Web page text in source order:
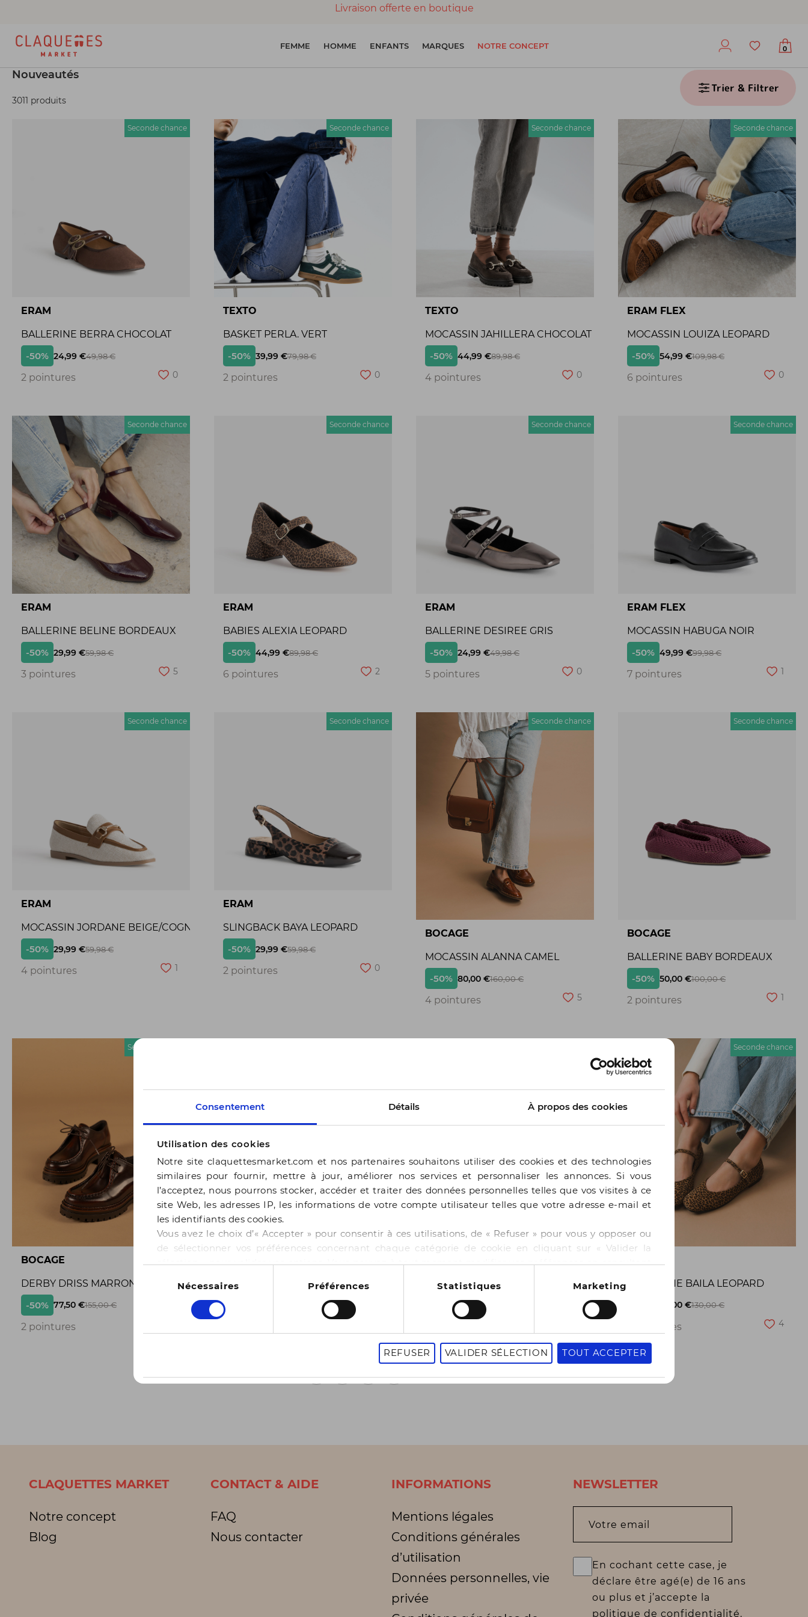
Consentement Détails À propos des cookies
Utilisation des cookies
Notre site claquettesmarket.com et nos partenaires souhaitons utiliser des cookies et des technologies
similaires pour fournir, mettre à jour, améliorer nos services et personnaliser les annonces. Si vous
l’acceptez, nous pourrons stocker, accéder et traiter des données personnelles telles que vos visites à ce
site Web, les adresses IP, les informations de votre compte utilisateur telles que votre adresse e-mail et
les identifiants des cookies.
Vous avez le choix d’« Accepter » pour consentir à ces utilisations, de « Refuser » pour vous y opposer ou
de sélectionner vos préférences concernant chaque catégorie de cookie en cliquant sur « Valider la
sélection » pour valider vos options. Vous pouvez à tout moment modifier vos préférences en consultant
consentement
Nécessaires Préférences Statistiques Marketing
REFUSER VALIDER SÉLECTION TOUT ACCEPTER
Livraison offerte en boutique
FEMME HOMME ENFANTS MARQUES NOTRE CONCEPT 0
Nouveautés
3011 produits
Trier & Filtrer
Seconde chance
ERAM
BALLERINE BERRA CHOCOLAT
-50% 24,99 €49,98 €
2 pointures 0
Seconde chance
TEXTO
BASKET PERLA. VERT
-50% 39,99 €79,98 €
2 pointures 0
Seconde chance
TEXTO
MOCASSIN JAHILLERA CHOCOLAT
-50% 44,99 €89,98 €
4 pointures 0
Seconde chance
ERAM FLEX
MOCASSIN LOUIZA LEOPARD
-50% 54,99 €109,98 €
6 pointures 0
Seconde chance
ERAM
BALLERINE BELINE BORDEAUX
-50% 29,99 €59,98 €
3 pointures 5
Seconde chance
ERAM
BABIES ALEXIA LEOPARD
-50% 44,99 €89,98 €
6 pointures 2
Seconde chance
ERAM
BALLERINE DESIREE GRIS
-50% 24,99 €49,98 €
5 pointures 0
Seconde chance
ERAM FLEX
MOCASSIN HABUGA NOIR
-50% 49,99 €99,98 €
7 pointures 1
Seconde chance
ERAM
MOCASSIN JORDANE BEIGE/COGNAC
-50% 29,99 €59,98 €
4 pointures 1
Seconde chance
ERAM
SLINGBACK BAYA LEOPARD
-50% 29,99 €59,98 €
2 pointures 0
Seconde chance
BOCAGE
MOCASSIN ALANNA CAMEL
-50% 80,00 €160,00 €
4 pointures 5
Seconde chance
BOCAGE
BALLERINE BABY BORDEAUX
-50% 50,00 €100,00 €
2 pointures 1
Seconde chance
BOCAGE
DERBY DRISS MARRON
-50% 77,50 €155,00 €
2 pointures
BALLERINE BAILA CHOCOLAT
ERAM
BALLERINE BEJIA BEIGE
Seconde chance
BALLERINE BAILA LEOPARD
65,00 €130,00 €
2 pointures 4
1 2 3
Page
1 - 16 sur 3011 articles
CLAQUETTES MARKET
Notre concept
Blog
CONTACT & AIDE
FAQ
Nous contacter
INFORMATIONS
Mentions légales
Conditions générales
d’utilisation
Données personnelles, vie
privée
NEWSLETTER
Votre email
En cochant cette case, je
déclare être agé(e) de 16 ans
ou plus et j’accepte la
politique de confidentialité.